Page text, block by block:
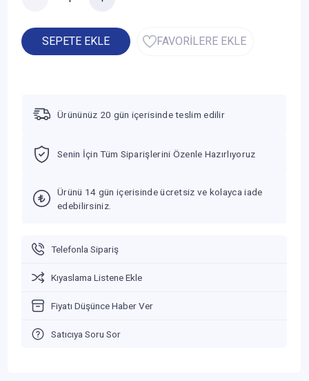
SEPETE EKLE FAVORİLERE EKLE
Ürününüz 20 gün içerisinde teslim edilir
Senin İçin Tüm Siparişlerini Özenle Hazırlıyoruz
Ürünü 14 gün içerisinde ücretsiz ve kolayca iade
edebilirsiniz.
Telefonla Sipariş
Kıyaslama Listene Ekle
Fiyatı Düşünce Haber Ver
Satıcıya Soru Sor